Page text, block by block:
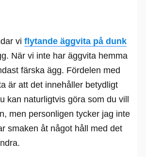
vi flytande äggvita på dunk
När vi inte har äggvita hemma
färska ägg. Fördelen med
är att det innehåller betydligt
kan naturligtvis göra som du vill
men personligen tycker jag inte
smaken åt något håll med det